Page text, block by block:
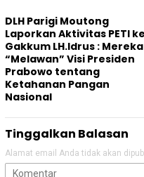
DLH Parigi Moutong
Laporkan Aktivitas PETI ke
Gakkum LH.Idrus : Mereka
“Melawan” Visi Presiden
Prabowo tentang
Ketahanan Pangan
Nasional
Tinggalkan Balasan
Alamat email Anda tidak akan